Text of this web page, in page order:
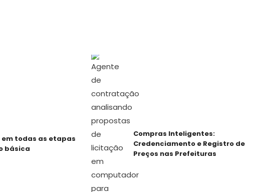
todas as etapas
básica
Compras Inteligentes:
Credenciamento e Registro de
Preços nas Prefeituras